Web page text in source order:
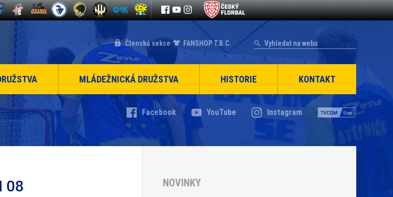
Členská sekce FANSHOP T.B.C.
MLÁDEŽNICKÁ DRUŽSTVA HISTORIE KONTAKT
Facebook YouTube Instagram
08 NOVINKY